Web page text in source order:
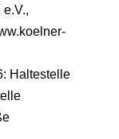
Haltestelle